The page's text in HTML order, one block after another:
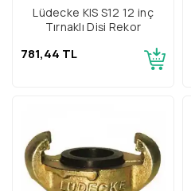
Lüdecke KIS S12 12 inç
Tırnaklı Dişi Rekor
781,44 TL